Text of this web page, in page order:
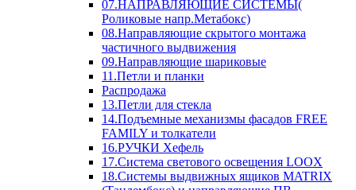
07.НАПРАВЛЯЮЩИЕ СИСТЕМЫ(
Роликовые напр.Метабокс)
08.Направляющие скрытого монтажа
частичного выдвижения
09.Направляющие шариковые
11.Петли и планки
Распродажа
13.Петли для стекла
14.Подъемные механизмы фасадов FREE
FAMILY и толкатели
16.РУЧКИ Хефель
17.Система светового освещения LOOX
18.Системы выдвижных ящиков MATRIX